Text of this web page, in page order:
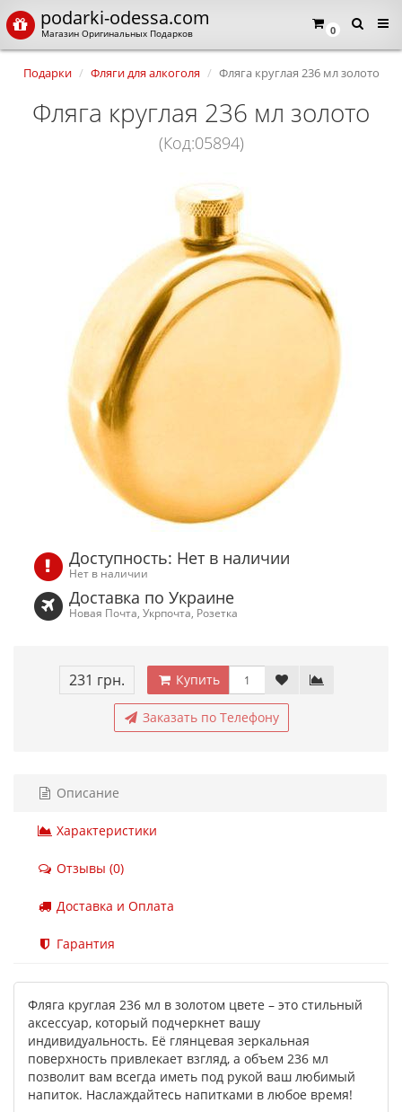
0
podarki-odessa.com
Магазин Оригинальных Подарков
Подарки Фляги для алкоголя Фляга круглая 236 мл золото
Фляга круглая 236 мл золото
(Код:05894)
Доступность: Нет в наличии
Нет в наличии
Доставка по Украине
Новая Почта, Укрпочта, Розетка
231 грн. Купить
Заказать по Телефону
Описание
Характеристики
Отзывы (0)
Доставка и Оплата
Гарантия
Фляга круглая 236 мл в золотом цвете – это стильный
аксессуар, который подчеркнет вашу
индивидуальность. Её глянцевая зеркальная
поверхность привлекает взгляд, а объем 236 мл
позволит вам всегда иметь под рукой ваш любимый
напиток. Наслаждайтесь напитками в любое время!